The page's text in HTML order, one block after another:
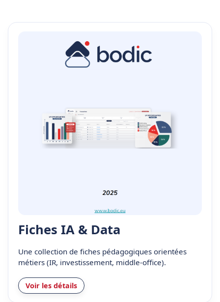
Fiches IA & Data
Une collection de fiches pédagogiques orientées
métiers (IR, investissement, middle-office).
Voir les détails